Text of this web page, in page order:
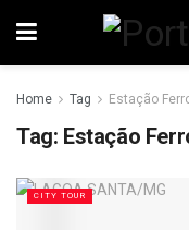
Home Tag Estação
Tag: Estação
CITY TOUR